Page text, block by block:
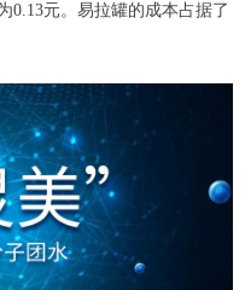
0.13元。易拉罐的成本占据了